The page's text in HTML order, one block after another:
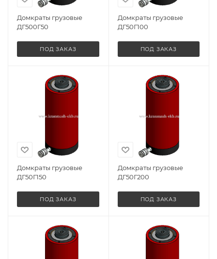
Домкраты грузовые
ДГ500Г50
ПОД ЗАКАЗ
Домкраты грузовые
ДГ50Г100
ПОД ЗАКАЗ
Домкраты грузовые
ДГ50Г150
ПОД ЗАКАЗ
Домкраты грузовые
ДГ50Г200
ПОД ЗАКАЗ